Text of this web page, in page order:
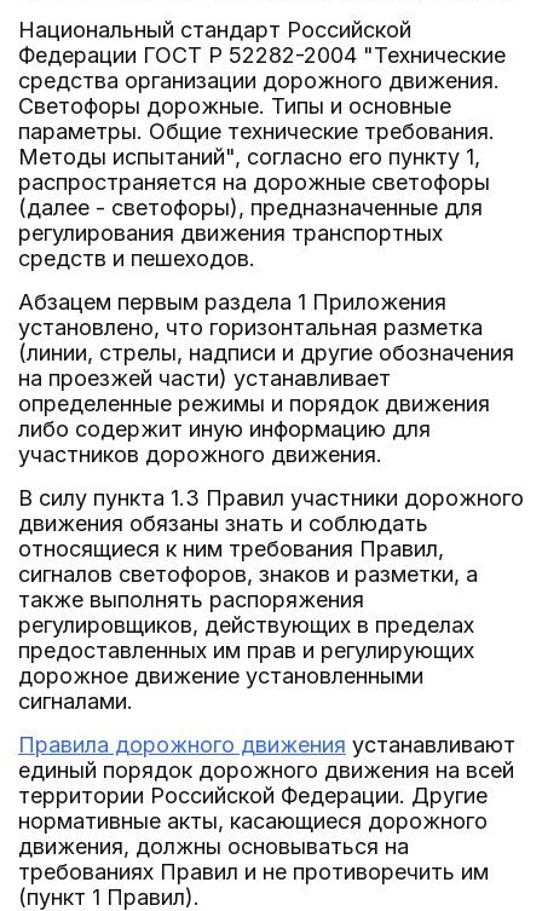
Национальный стандарт Российской
Федерации ГОСТ Р 52282-2004 "Технические
средства организации дорожного движения.
Светофоры дорожные. Типы и основные
параметры. Общие технические требования.
Методы испытаний", согласно его пункту 1,
распространяется на дорожные светофоры
(далее - светофоры), предназначенные для
регулирования движения транспортных
средств и пешеходов.
Абзацем первым раздела 1 Приложения
установлено, что горизонтальная разметка
(линии, стрелы, надписи и другие обозначения
на проезжей части) устанавливает
определенные режимы и порядок движения
либо содержит иную информацию для
участников дорожного движения.
В силу пункта 1.3 Правил участники дорожного
движения обязаны знать и соблюдать
относящиеся к ним требования Правил,
сигналов светофоров, знаков и разметки, а
также выполнять распоряжения
регулировщиков, действующих в пределах
предоставленных им прав и регулирующих
дорожное движение установленными
сигналами.
Правила дорожного движения устанавливают
единый порядок дорожного движения на всей
территории Российской Федерации. Другие
нормативные акты, касающиеся дорожного
движения, должны основываться на
требованиях Правил и не противоречить им
(пункт 1 Правил).